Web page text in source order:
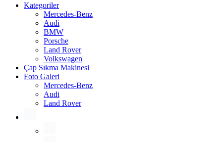
Kategoriler
Mercedes-Benz
Audi
BMW
Porsche
Land Rover
Volkswagen
Çap Sıkma Makinesi
Foto Galeri
Mercedes-Benz
Audi
Land Rover